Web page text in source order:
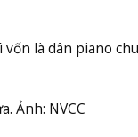
là dân piano
Ảnh: NVCC